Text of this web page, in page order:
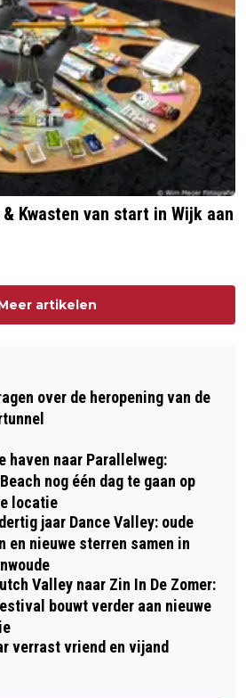
Kwasten van start in Wijk aan
artikelen
over de heropening van de
haven naar Parallelweg:
nog één dag te gaan op
locatie
jaar Dance Valley: oude
en nieuwe sterren samen in
Valley naar Zin In De Zomer:
bouwt verder aan nieuwe
verrast vriend en vijand